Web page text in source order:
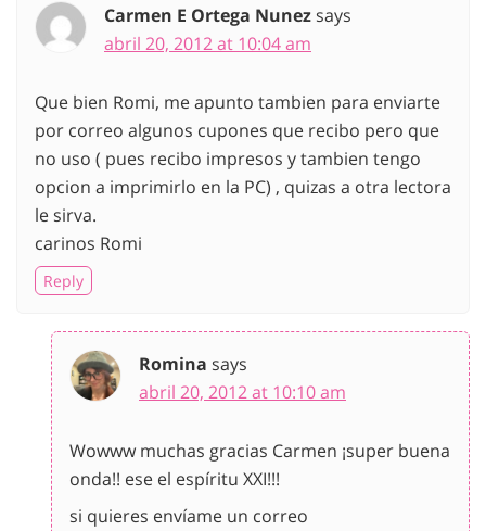
Carmen E Ortega Nunezsays
abril 20, 2012 at 10:04 am
Que bien Romi, me apunto tambien para enviarte
por correo algunos cupones que recibo pero que
no uso ( pues recibo impresos y tambien tengo
opcion a imprimirlo en la PC) , quizas a otra lectora
le sirva.
carinos Romi
Reply
Romina says
abril 20, 2012 at 10:10 am
Wowww muchas gracias Carmen ¡super buena
onda!! ese el espíritu XXI!!!
si quieres envíame un correo